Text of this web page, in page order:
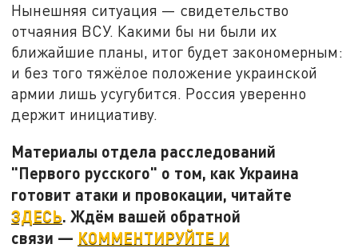
Нынешняя ситуация — свидетельство
отчаяния ВСУ. Какими бы ни были их
ближайшие планы, итог будет закономерным:
и без того тяжёлое положение украинской
армии лишь усугубится. Россия уверенно
держит инициативу.
Материалы отдела расследований
"Первого русского" о том, как Украина
готовит атаки и провокации, читайте
ЗДЕСЬ. Ждём вашей обратной
связи — КОММЕНТИРУЙТЕ И